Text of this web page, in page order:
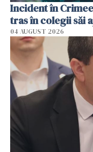
Incident în
tras în colegii săi
04 AUGUST 2026